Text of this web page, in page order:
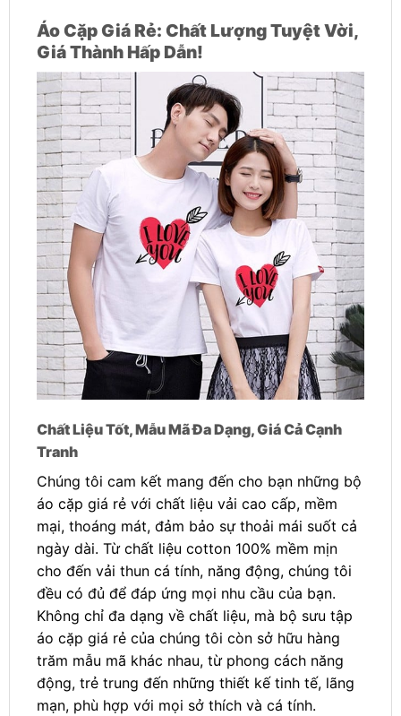
Áo Cặp Giá Rẻ: Chất Lượng Tuyệt Vời,
Giá Thành Hấp Dẫn!
Chất Liệu Tốt, Mẫu Mã Đa Dạng, Giá Cả Cạnh
Tranh
Chúng tôi cam kết mang đến cho bạn những bộ
áo cặp giá rẻ với chất liệu vải cao cấp, mềm
mại, thoáng mát, đảm bảo sự thoải mái suốt cả
ngày dài. Từ chất liệu cotton 100% mềm mịn
cho đến vải thun cá tính, năng động, chúng tôi
đều có đủ để đáp ứng mọi nhu cầu của bạn.
Không chỉ đa dạng về chất liệu, mà bộ sưu tập
áo cặp giá rẻ của chúng tôi còn sở hữu hàng
trăm mẫu mã khác nhau, từ phong cách năng
động, trẻ trung đến những thiết kế tinh tế, lãng
mạn, phù hợp với mọi sở thích và cá tính.